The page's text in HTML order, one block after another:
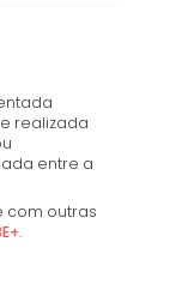
realizada
entre a
com outras
.